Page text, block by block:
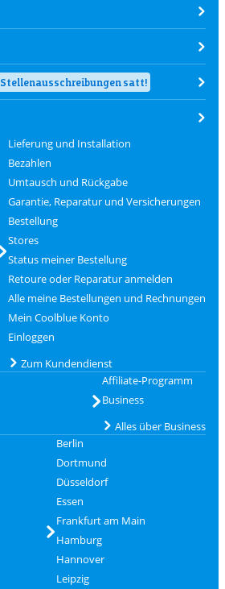
Stellenausschreibungen satt!
Lieferung und Installation
Bezahlen
Umtausch und Rückgabe
Garantie, Reparatur und Versicherungen
Bestellung
Stores
Status meiner Bestellung
Retoure oder Reparatur anmelden
Alle meine Bestellungen und Rechnungen
Mein Coolblue Konto
Einloggen
Zum Kundendienst
Affiliate-Programm
Business
Alles über Business
Berlin
Dortmund
Düsseldorf
Essen
Frankfurt am Main
Hamburg
Hannover
Leipzig